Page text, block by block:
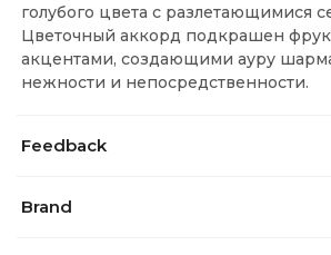
голубого цвета с разлетающимися
Цветочный аккорд подкрашен
акцентами, создающими ауру
нежности и непосредственности.
Feedback
Brand